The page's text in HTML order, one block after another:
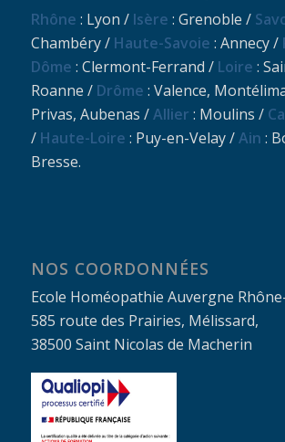
Rhône : Lyon / Isère : Grenoble /
Chambéry / Haute-Savoie : Annecy /
Dôme : Clermont-Ferrand / Loire :
Roanne / Drôme : Valence,
Privas, Aubenas /Allier : Moulins /
/ Haute-Loire : Puy-en-Velay /Ain :
Bresse.
NOS COORDONNÉES
Ecole Homéopathie Auvergne
585 route des Prairies, Mélissard,
38500 Saint Nicolas de Macherin